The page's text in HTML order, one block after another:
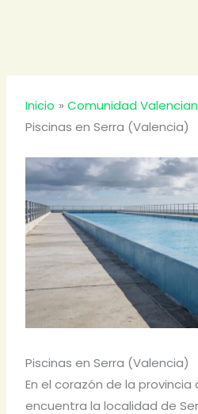
Inicio Comunidad
Piscinas en Serra (Valencia)
Piscinas en Serra (Valencia)
En el corazón de la
encuentra la localidad de